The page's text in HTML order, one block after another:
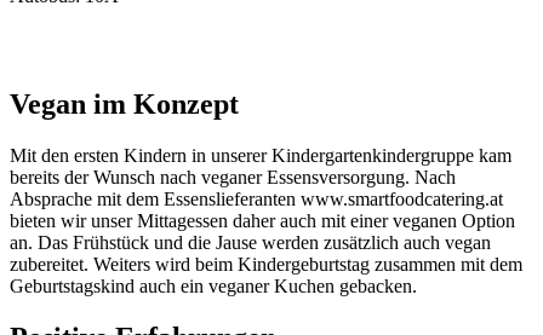
Vegan im Konzept
Mit den ersten Kindern in unserer Kindergartenkindergruppe kam
bereits der Wunsch nach veganer Essensversorgung. Nach
Absprache mit dem Essenslieferanten www.smartfoodcatering.at
bieten wir unser Mittagessen daher auch mit einer veganen Option
an. Das Frühstück und die Jause werden zusätzlich auch vegan
zubereitet. Weiters wird beim Kindergeburtstag zusammen mit dem
Geburtstagskind auch ein veganer Kuchen gebacken.